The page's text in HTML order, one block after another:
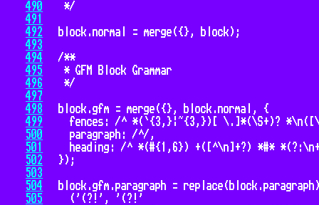
490
491
492
493
494
495
496
497
498
499
500
501
502
503
504
505